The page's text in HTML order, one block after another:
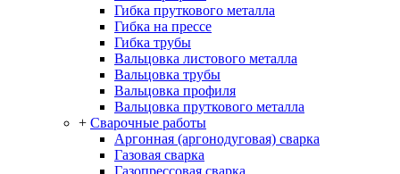
Гибка пруткового металла
Гибка на прессе
Гибка трубы
Вальцовка листового металла
Вальцовка трубы
Вальцовка профиля
Вальцовка пруткового металла
+ Сварочные работы
Аргонная (аргонодуговая) сварка
Газовая сварка